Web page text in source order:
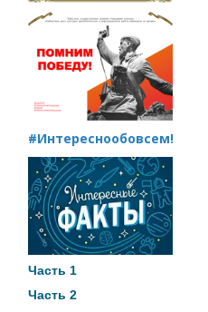
#Интереснообовсем!
Часть 1
Часть 2